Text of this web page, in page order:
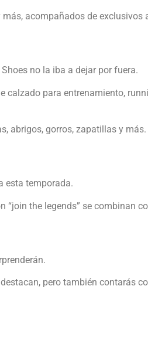
acompañados de exclusivos
no la iba a dejar por fuera.
calzado para entrenamiento,
abrigos, gorros, zapatillas y más.
esta temporada.
the legends” se combinan
pero también contarás